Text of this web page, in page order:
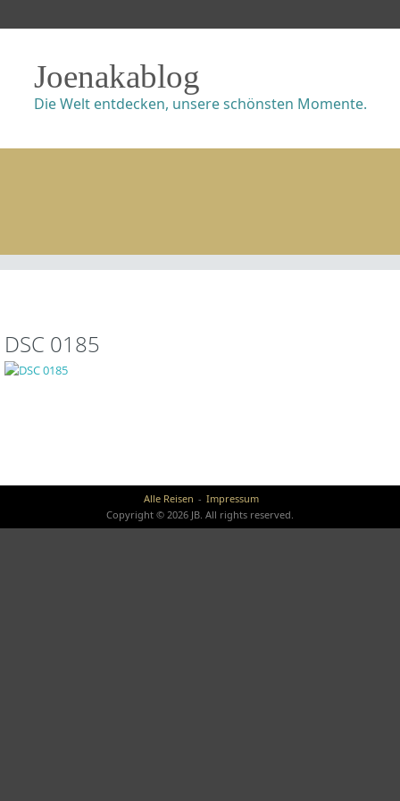
Joenakablog
Die Welt entdecken, unsere schönsten Momente.
DSC 0185
Alle Reisen
Impressum
Copyright © 2026 JB. All rights reserved.